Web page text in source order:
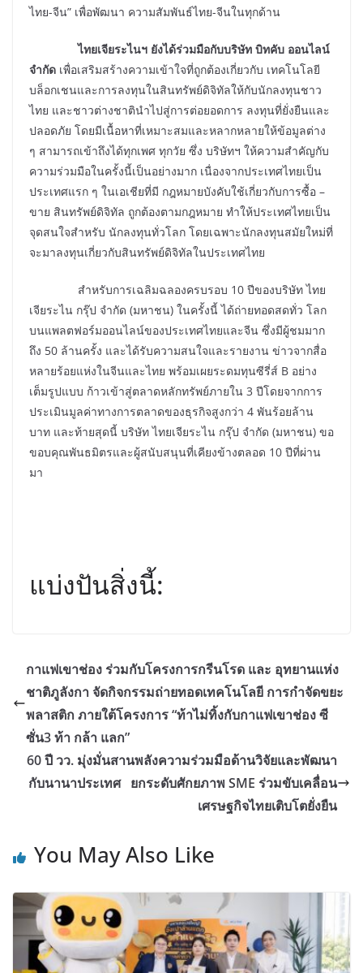
ไทย-จีน” เพื่อพัฒนา ความสัมพันธ์ไทย-จีนในทุกด้าน
ไทยเจียระไนฯ ยังได้ร่วมมือกับบริษัท บิทคับ ออนไลน์
จำกัด เพื่อเสริมสร้างความเข้าใจที่ถูกต้องเกี่ยวกับ เทคโนโลยี
บล็อกเชนและการลงทุนในสินทรัพย์ดิจิทัลให้กับนักลงทุนชาว
ไทย และชาวต่างชาตินำไปสู่การต่อยอดการ ลงทุนที่ยั่งยืนและ
ปลอดภัย โดยมีเนื้อหาที่เหมาะสมและหลากหลายให้ข้อมูลต่าง
ๆ สามารถเข้าถึงได้ทุกเพศ ทุกวัย ซึ่ง บริษัทฯ ให้ความสำคัญกับ
ความร่วมมือในครั้งนี้เป็นอย่างมาก เนื่องจากประเทศไทยเป็น
ประเทศแรก ๆ ในเอเชียที่มี กฎหมายบังคับใช้เกี่ยวกับการซื้อ –
ขาย สินทรัพย์ดิจิทัล ถูกต้องตามกฎหมาย ทำให้ประเทศไทยเป็น
จุดสนใจสำหรับ นักลงทุนทั่วโลก โดยเฉพาะนักลงทุนสมัยใหม่ที่
จะมาลงทุนเกี่ยวกับสินทรัพย์ดิจิทัลในประเทศไทย
สำหรับการเฉลิมฉลองครบรอบ 10 ปีของบริษัท ไทย
เจียระไน กรุ๊ป จำกัด (มหาชน) ในครั้งนี้ ได้ถ่ายทอดสดทั่ว โลก
บนแพลตฟอร์มออนไลน์ของประเทศไทยและจีน ซึ่งมีผู้ชมมาก
ถึง 50 ล้านครั้ง และได้รับความสนใจและรายงาน ข่าวจากสื่อ
หลายร้อยแห่งในจีนและไทย พร้อมเผยระดมทุนซีรี่ส์ B อย่าง
เต็มรูปแบบ ก้าวเข้าสู่ตลาดหลักทรัพย์ภายใน 3 ปีโดยจากการ
ประเมินมูลค่าทางการตลาดของธุรกิจสูงกว่า 4 พันร้อยล้าน
บาท และท้ายสุดนี้ บริษัท ไทยเจียระไน กรุ๊ป จำกัด (มหาชน) ขอ
ขอบคุณพันธมิตรและผู้สนับสนุนที่เคียงข้างตลอด 10 ปีที่ผ่าน
มา
แบ่งปันสิ่งนี้:
กาแฟเขาช่อง ร่วมกับโครงการกรีนโรด และ อุทยานแห่ง
ชาติภูลังกา จัดกิจกรรมถ่ายทอดเทคโนโลยี การกำจัดขยะ
พลาสติก ภายใต้โครงการ “ท้าไม่ทิ้งกับกาแฟเขาช่อง ซี
ซั่น3 ท้า กล้า แลก”
60 ปี วว. มุ่งมั่นสานพลังความร่วมมือด้านวิจัยและพัฒนา
กับนานาประเทศ ยกระดับศักยภาพ SME ร่วมขับเคลื่อน
เศรษฐกิจไทยเติบโตยั่งยืน
You May Also Like